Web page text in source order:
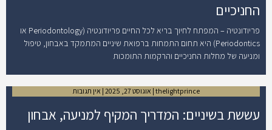
החניכיים
פריודונטיה – המפתח לחיוך בריא לכל החיים פריודונטיה (Periodontology או
Periodontics) היא תחום התמחות ברפואת שיניים המתמקד באבחון, טיפול
ומניעה של מחלות החניכיים והרקמות התומכות
עששת בשיניים: המדריך המקיף למניעה, אבחון
thelightprince אוגוסט 27, 2025 אין תגובות